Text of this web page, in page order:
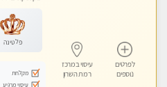
לפרטים
נוספים
עיסוי במרכז
רמת השרון
פלטינה
מקלחת
עיסוי מרגיע